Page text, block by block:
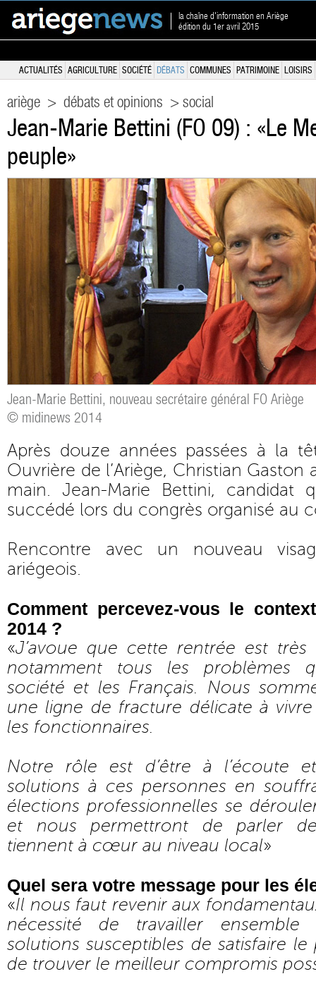
la chaîne d'information en Ariège
édition du 1er avril 2015
ACTUALITÉS AGRICULTURE SOCIÉTÉ DÉBATS COMMUNES PATRIMOINE LOISIRS
ariège > débats et opinions > social
Jean-Marie Bettini (FO 09) : «Le
peuple»
Jean-Marie Bettini, nouveau secrétaire général FO Ariège
© midinews 2014
Après douze années passées à la
Ouvrière de l’Ariège, Christian Gaston
main. Jean-Marie Bettini, candidat
succédé lors du congrès organisé au
Rencontre avec un nouveau
ariégeois.
Comment percevez-vous le
2014 ?
«J’avoue que cette rentrée est
notamment tous les problèmes
société et les Français. Nous
une ligne de fracture délicate à
les fonctionnaires.
Notre rôle est d’être à l’écoute
solutions à ces personnes en
élections professionnelles se
et nous permettront de parler
tiennent à cœur au niveau local»
Quel sera votre message pour les
«Il nous faut revenir aux
nécessité de travailler
solutions susceptibles de satisfaire
de trouver le meilleur compromis